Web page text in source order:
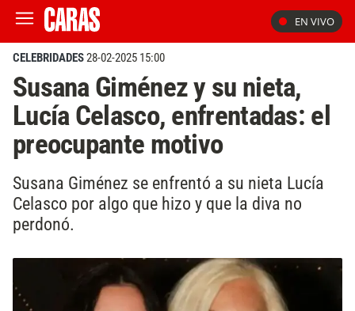
EN VIVO
CELEBRIDADES28-02-2025 15:00
Susana Giménez y su nieta,
Lucía Celasco, enfrentadas: el
preocupante motivo
Susana Giménez se enfrentó a su nieta Lucía
Celasco por algo que hizo y que la diva no
perdonó.